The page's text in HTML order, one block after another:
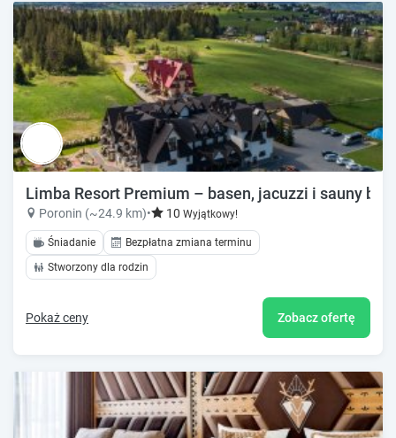
Limba Resort Premium – basen, jacuzzi i sauny
Poronin (~24.9 km)• 10 Wyjątkowy!
Śniadanie
Bezpłatna zmiana terminu
Stworzony dla rodzin
Pokaż ceny Zobacz ofertę